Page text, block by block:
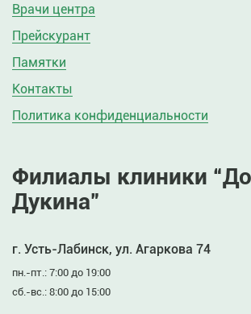
Врачи центра
Прейскурант
Памятки
Контакты
Политика конфиденциальности
Филиалы клиники
Дукина”
г. Усть-Лабинск, ул. Агаркова 74
пн.-пт.: 7:00 до 19:00
сб.-вс.: 8:00 до 15:00